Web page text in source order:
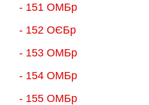
- 151 ОМБр
- 152 ОЄБр
- 153 ОМБр
- 154 ОМБр
- 155 ОMБр